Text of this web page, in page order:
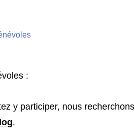
:
y participer, nous recherchons
.